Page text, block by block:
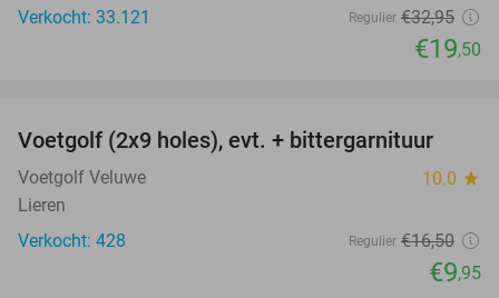
Verkocht: 33.121
Regulier €32,95
€19,50
40%
Voetgolf (2x9 holes), evt. + bittergarnituur
Voetgolf Veluwe 10.0 star
Lieren
Verkocht: 428
Regulier €16,50
€9,95